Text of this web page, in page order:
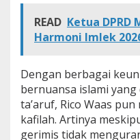
READ Ketua DPRD
Harmoni Imlek
Dengan berbagai
bernuansa islami
ta’aruf, Rico Waas
kafilah. Artinya
gerimis tidak